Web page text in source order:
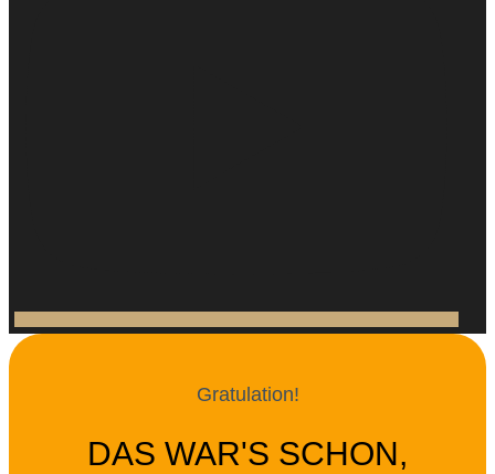
Gratulation!
DAS WAR'S SCHON,